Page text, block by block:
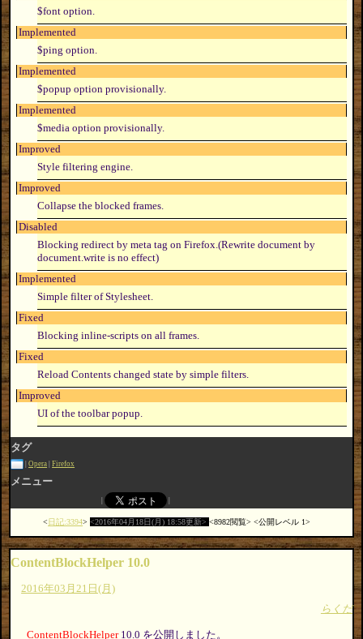
$font option.
Implemented
$ping option.
Implemented
$popup option provisionally.
Implemented
$media option provisionally.
Improved
Style filtering engine.
Improved
Collapse the blocked frames.
Disabled
Blocking redirect by meta tag on Firefox.(Rewrite document by
document.write is no effect)
Implemented
Simple filter of Stylesheet.
Fixed
Blocking inline-scripts on all frames.
Fixed
Reload Contents changed state by simple filters.
Improved
UI of the toolbar popup.
タグ
Opera Firefox
メニュー
日記:3394 2016年04月18日(月) 18:58更新 8982閲覧 公開レベル 1
ContentBlockHelper 10.0
2016年03月21日(月)
らくだ
ContentBlockHelper10.0 を公開しました。